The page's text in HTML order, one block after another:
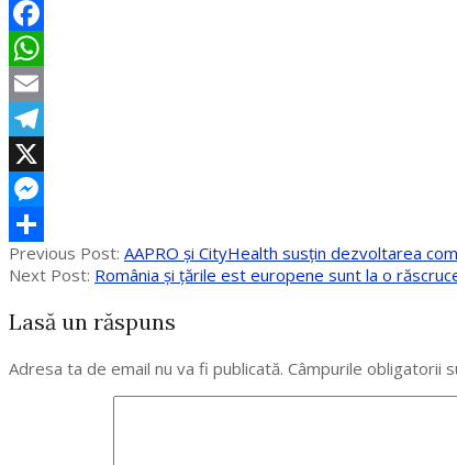
Facebook
WhatsApp
Email
Telegram
X
Messenger
Partajează
2020-
06-
Previous Post: AAPRO și CityHealth susțin dezvoltarea
Next Post: România și țările est europene sunt la o
Lasă un răspuns
Adresa ta de email nu va fi publicată. Câmpurile obligatorii